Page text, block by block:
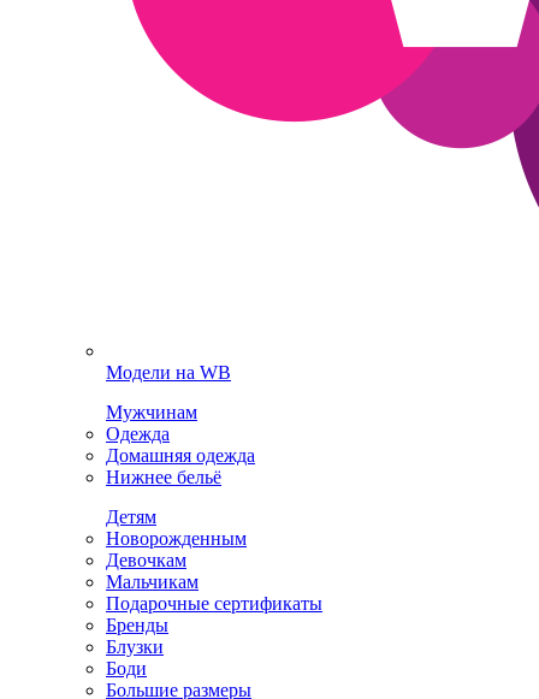
Модели на WB
Мужчинам
Одежда
Домашняя одежда
Нижнее бельё
Детям
Новорожденным
Девочкам
Мальчикам
Подарочные сертификаты
Бренды
Блузки
Боди
Большие размеры